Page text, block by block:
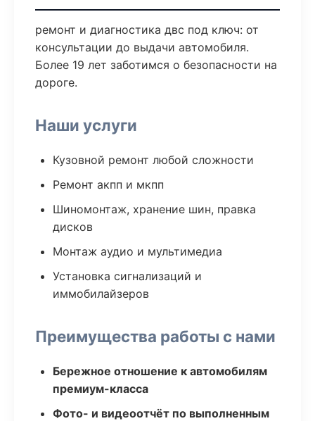
ремонт и диагностика двс под ключ: от
консультации до выдачи автомобиля.
Более 19 лет заботимся о безопасности на
дороге.
Наши услуги
Кузовной ремонт любой сложности
Ремонт акпп и мкпп
Шиномонтаж, хранение шин, правка
дисков
Монтаж аудио и мультимедиа
Установка сигнализаций и
иммобилайзеров
Преимущества работы с нами
Бережное отношение к автомобилям
премиум-класса
Фото- и видеоотчёт по выполненным